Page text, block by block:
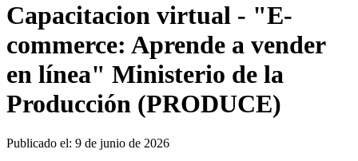
Capacitacion virtual - "E-
commerce: Aprende a vender
en línea" Ministerio de la
Producción (PRODUCE)
Publicado el: 9 de junio de 2026